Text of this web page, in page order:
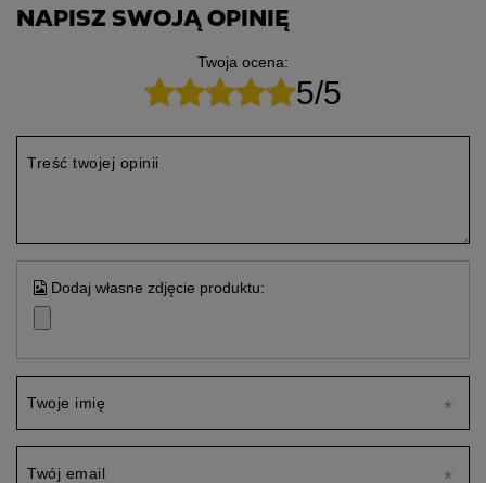
NAPISZ SWOJĄ OPINIĘ
Twoja ocena:
5/5
Treść twojej opinii
Dodaj własne zdjęcie produktu:
Twoje imię
Twój email